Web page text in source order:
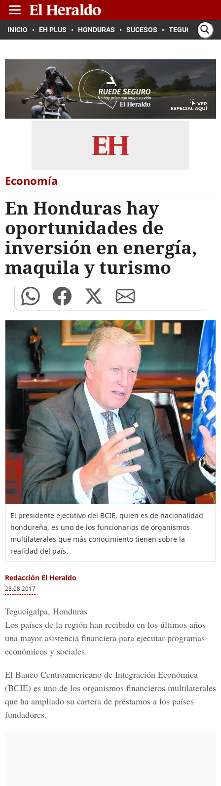
INICIO EH PLUS HONDURAS SUCESOS TEGUCIGALPA
Economía
En Honduras hay
oportunidades de
inversión en energía,
maquila y turismo
El presidente ejecutivo del BCIE, quien es de nacionalidad
hondureña, es uno de los funcionarios de organismos
multilaterales que más conocimiento tienen sobre la
realidad del país.
Redacción El Heraldo
28.08.2017
Tegucigalpa, Honduras
Los países de la región han recibido en los últimos años
una mayor asistencia financiera para ejecutar programas
económicos y sociales.
El Banco Centroamericano de Integración Económica
(BCIE) es uno de los organismos financieros multilaterales
que ha ampliado su cartera de préstamos a los países
fundadores.